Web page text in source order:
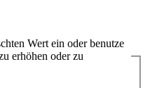
Wert ein oder benutze
erhöhen oder zu